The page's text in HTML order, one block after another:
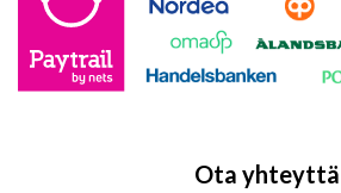
Ota yhteyttä